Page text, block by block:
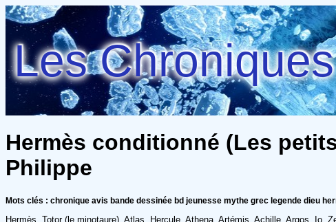
Les
Hermès conditionné (Les
Philippe
Mots clés : chronique avis bande dessinée bd jeunesse mythe grec legende dieu
Hermès, Totor (le minotaure), Atlas, Hercule, Athena, Artémis, Achille, Argos,